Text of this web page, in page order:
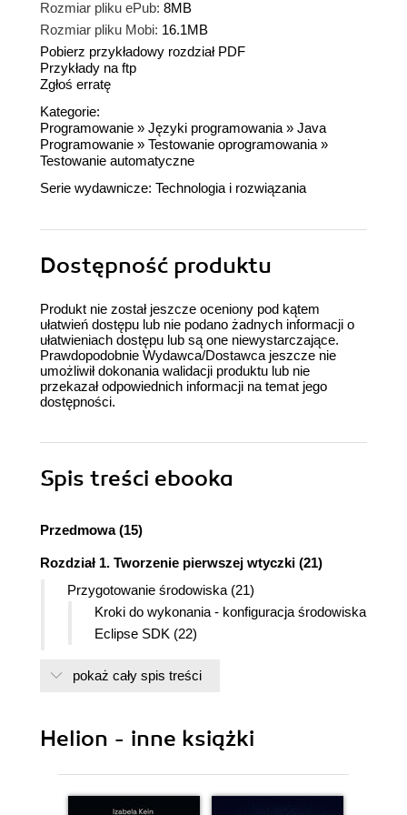
Rozmiar pliku ePub: 8MB
Rozmiar pliku Mobi: 16.1MB
Pobierz przykładowy rozdział PDF
Przykłady na ftp
Zgłoś erratę
Kategorie:
Programowanie » Języki programowania » Java
Programowanie » Testowanie oprogramowania »
Testowanie automatyczne
Serie wydawnicze: Technologia i rozwiązania
Dostępność produktu
Produkt nie został jeszcze oceniony pod kątem
ułatwień dostępu lub nie podano żadnych informacji o
ułatwieniach dostępu lub są one niewystarczające.
Prawdopodobnie Wydawca/Dostawca jeszcze nie
umożliwił dokonania walidacji produktu lub nie
przekazał odpowiednich informacji na temat jego
dostępności.
Spis treści ebooka
Przedmowa (15)
Rozdział 1. Tworzenie pierwszej wtyczki (21)
Przygotowanie środowiska (21)
Kroki do wykonania - konfiguracja środowiska
Eclipse SDK (22)
Kroki do wykonania - tworzenie wtyczki (25)
Uruchomienie wtyczki (28)
Quiz - uruchamianie Eclipse (31)
pokaż cały spis treści
Helion - inne książki